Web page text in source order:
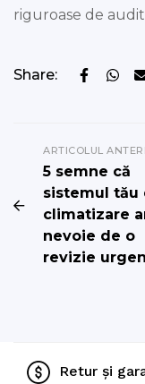
riguroase de audit
Share:
ARTICOLUL
5 semne că
sistemul tău
climatizare
nevoie de o
revizie
Retur și